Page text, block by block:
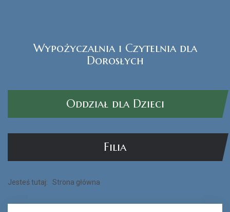
Czytak Plus
Wypożyczalnia i Czytelnia dla
Dorosłych
Oddział dla Dzieci
Filia
Jesteś tutaj: Strona główna